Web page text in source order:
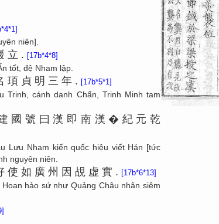
niên].
立 . [17b*4*8]
tốt, đệ Nham lập.
頊 貞 明 三 年 . [17b*5*1]
cánh danh Chẩn, Trinh Minh tam
國號 曰漢 即 南 漢 � 紀 元乾
Lưu Nham kiến quốc hiệu viết Hán [tức
nguyên niên.
使 如 廣 州 因 覘 虚 實 . [17b*6*13]
hảo sứ như Quảng Châu nhân siêm